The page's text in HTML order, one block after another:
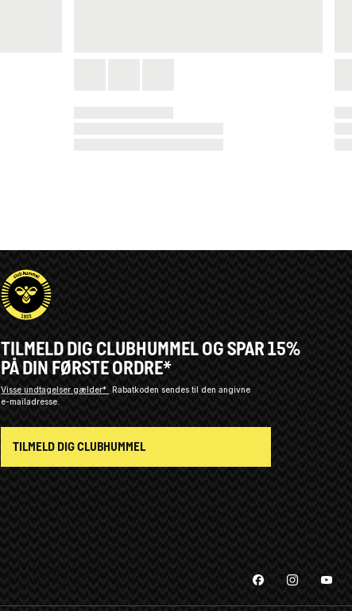
TILMELD DIG CLUBHUMMEL OG SPAR 15%
PÅ DIN FØRSTE ORDRE*
Visse undtagelser gælder* Rabatkoden sendes til den angivne
e-mailadresse.
TILMELD DIG CLUBHUMMEL